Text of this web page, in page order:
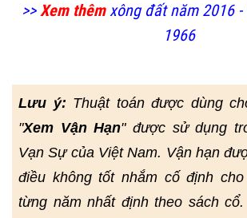
>>Xem thêmxông đất năm 2016 -
1966
Lưu ý: Thuật toán được dùng
"Xem Vận Hạn" được sử dụng
Vạn Sự của Việt Nam. Vận hạn
điều không tốt nhắm cố định
từng năm nhất định theo sách